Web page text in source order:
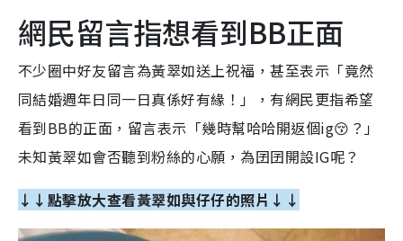
網民留言指想看到BB正面
不少圈中好友留言為黃翠如送上祝福，甚至表示「竟然
同結婚週年日同一日真係好有緣！」，有網民更指希望
看到BB的正面，留言表示「幾時幫哈哈開返個ig😚？」
未知黃翠如會否聽到粉絲的心願，為囝囝開設IG呢？
↓↓點擊放大查看黃翠如與仔仔的照片↓↓